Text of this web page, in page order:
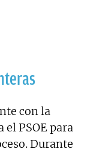
con la
PSOE para
Durante